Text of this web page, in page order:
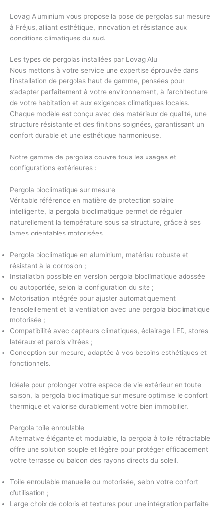
Lovag Aluminium vous propose la pose de pergolas sur mesure
à Fréjus, alliant esthétique, innovation et résistance aux
conditions climatiques du sud.
Les types de pergolas installées par Lovag Alu
Nous mettons à votre service une expertise éprouvée dans
l’installation de pergolas haut de gamme, pensées pour
s’adapter parfaitement à votre environnement, à l’architecture
de votre habitation et aux exigences climatiques locales.
Chaque modèle est conçu avec des matériaux de qualité, une
structure résistante et des finitions soignées, garantissant un
confort durable et une esthétique harmonieuse.
Notre gamme de pergolas couvre tous les usages et
configurations extérieures :
Pergola bioclimatique sur mesure
Véritable référence en matière de protection solaire
intelligente, la pergola bioclimatique permet de réguler
naturellement la température sous sa structure, grâce à ses
lames orientables motorisées.
Pergola bioclimatique en aluminium, matériau robuste et
résistant à la corrosion ;
Installation possible en version pergola bioclimatique adossée
ou autoportée, selon la configuration du site ;
Motorisation intégrée pour ajuster automatiquement
l’ensoleillement et la ventilation avec une pergola bioclimatique
motorisée ;
Compatibilité avec capteurs climatiques, éclairage LED, stores
latéraux et parois vitrées ;
Conception sur mesure, adaptée à vos besoins esthétiques et
fonctionnels.
Idéale pour prolonger votre espace de vie extérieur en toute
saison, la pergola bioclimatique sur mesure optimise le confort
thermique et valorise durablement votre bien immobilier.
Pergola toile enroulable
Alternative élégante et modulable, la pergola à toile rétractable
offre une solution souple et légère pour protéger efficacement
votre terrasse ou balcon des rayons directs du soleil.
Toile enroulable manuelle ou motorisée, selon votre confort
d’utilisation ;
Large choix de coloris et textures pour une intégration parfaite